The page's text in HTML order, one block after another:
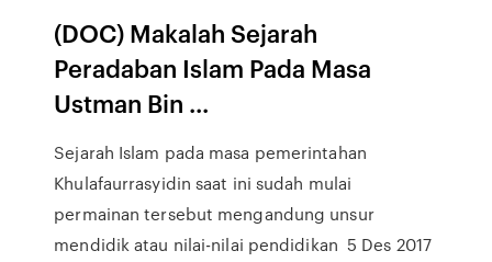
(DOC) Makalah Sejarah
Peradaban Islam Pada Masa
Ustman Bin ...
Sejarah Islam pada masa pemerintahan
Khulafaurrasyidin saat ini sudah mulai
permainan tersebut mengandung unsur
mendidik atau nilai-nilai pendidikan 5 Des 2017